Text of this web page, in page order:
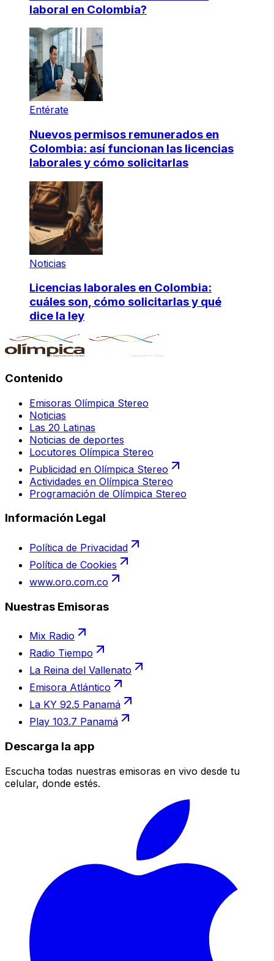
laboral en Colombia?
Entérate
Nuevos permisos remunerados en
Colombia: así funcionan las licencias
laborales y cómo solicitarlas
Noticias
Licencias laborales en Colombia:
cuáles son, cómo solicitarlas y qué
dice la ley
Contenido
Emisoras Olímpica Stereo
Noticias
Las 20 Latinas
Noticias de deportes
Locutores Olímpica Stereo
Publicidad en Olímpica Stereo
Actividades en Olímpica Stereo
Programación de Olímpica Stereo
Información Legal
Política de Privacidad
Política de Cookies
www.oro.com.co
Nuestras Emisoras
Mix Radio
Radio Tiempo
La Reina del Vallenato
Emisora Atlántico
La KY 92.5 Panamá
Play 103.7 Panamá
Descarga la app
Escucha todas nuestras emisoras en vivo desde tu
celular, donde estés.